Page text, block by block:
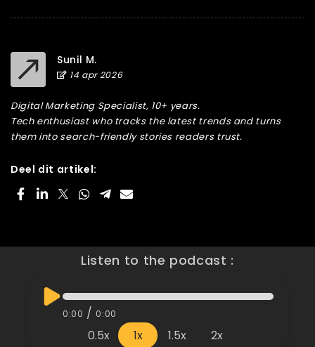
Sunil M.
14 apr 2026
Digital Marketing Specialist, 10+ years.
Tech enthusiast who tracks the latest trends and turns
them into search-friendly stories readers trust.
Deel dit artikel:
Listen to the podcast :
0:00 / 0:00
0.5x 1x 1.5x 2x